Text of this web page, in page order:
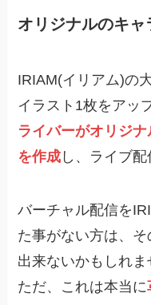
オリジナルのキ
IRIAM(イリアム)の
イラスト1枚をアッ
ライバーがオリジ
を作成 し、ライブ配
バーチャル配信を
た事がない方は、
出来ないかもしれま
ただ、これは本当に